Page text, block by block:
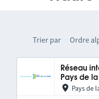
Trier par Ordre
Réseau
Pays de
Pays de